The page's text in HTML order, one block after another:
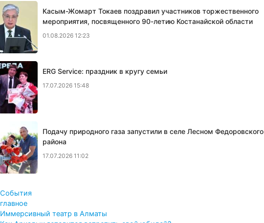
Касым-Жомарт Токаев поздравил участников торжественного
мероприятия, посвященного 90-летию Костанайской области
01.08.2026 12:23
ERG Service: праздник в кругу семьи
17.07.2026 15:48
Подачу природного газа запустили в селе Лесном Федоровского
района
17.07.2026 11:02
Рубрики
События
Метки
главное
Иммерсивный театр в Алматы